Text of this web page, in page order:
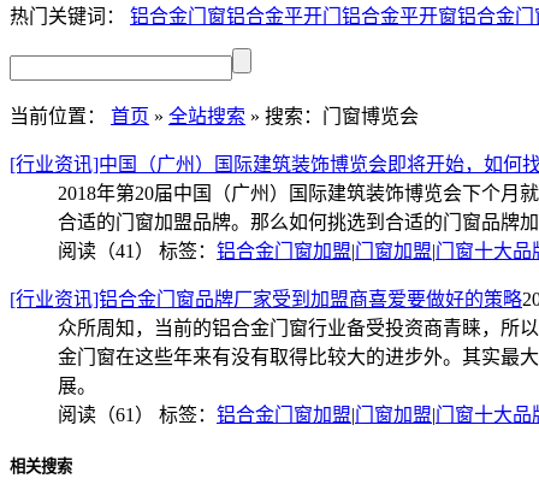
热门关键词： 铝合金门窗铝合金平开门 铝合金平开窗铝合金门
当前位置： 首页 » 全站搜索 » 搜索：门窗博览会
[行业资讯]中国（广州）国际建筑装饰博览会即将开始，如何
2018年第20届中国（广州）国际建筑装饰博览会下个
合适的门窗加盟品牌。那么如何挑选到合适的门窗品牌
阅读（41） 标签： 铝合金门窗加盟|门窗加盟|门窗十大品
[行业资讯]铝合金门窗品牌厂家受到加盟商喜爱要做好的策略
众所周知，当前的铝合金门窗行业备受投资商青睐，所
金门窗在这些年来有没有取得比较大的进步外。其实最
展。
阅读（61） 标签： 铝合金门窗加盟|门窗加盟|门窗十大品
相关搜索